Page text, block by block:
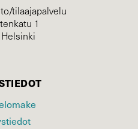
tilaajapalvelu
1